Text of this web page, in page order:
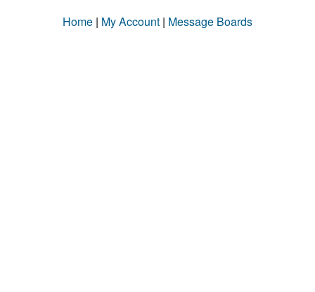
Home | My Account | Message Boards